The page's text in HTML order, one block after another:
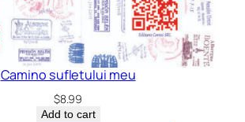
Camino sufletului meu
$8.99
Add to cart